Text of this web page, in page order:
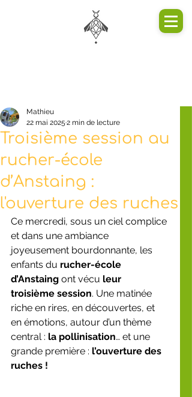
Troisième session au
rucher-école
d’Anstaing :
l'ouverture des ruches
Mathieu
22 mai 2025 2 min de lecture
Ce mercredi, sous un ciel complice
et dans une ambiance
joyeusement bourdonnante, les
enfants du rucher-école
d’Anstaing ont vécu leur
troisième session. Une matinée
riche en rires, en découvertes, et
en émotions, autour d’un thème
central : la pollinisation… et une
grande première : l’ouverture des
ruches !